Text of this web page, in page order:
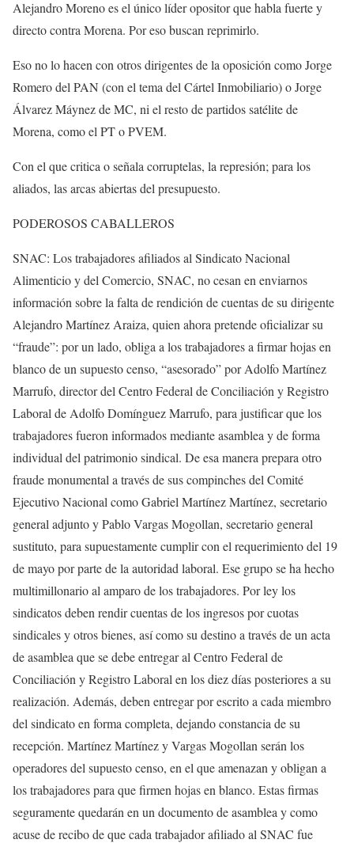
Alejandro Moreno es el único líder opositor que habla fuerte y
directo contra Morena. Por eso buscan reprimirlo.
Eso no lo hacen con otros dirigentes de la oposición como Jorge
Romero del PAN (con el tema del Cártel Inmobiliario) o Jorge
Álvarez Máynez de MC, ni el resto de partidos satélite de
Morena, como el PT o PVEM.
Con el que critica o señala corruptelas, la represión; para los
aliados, las arcas abiertas del presupuesto.
PODEROSOS CABALLEROS
SNAC: Los trabajadores afiliados al Sindicato Nacional
Alimenticio y del Comercio, SNAC, no cesan en enviarnos
información sobre la falta de rendición de cuentas de su dirigente
Alejandro Martínez Araiza, quien ahora pretende oficializar su
“fraude”: por un lado, obliga a los trabajadores a firmar hojas en
blanco de un supuesto censo, “asesorado” por Adolfo Martínez
Marrufo, director del Centro Federal de Conciliación y Registro
Laboral de Adolfo Domínguez Marrufo, para justificar que los
trabajadores fueron informados mediante asamblea y de forma
individual del patrimonio sindical. De esa manera prepara otro
fraude monumental a través de sus compinches del Comité
Ejecutivo Nacional como Gabriel Martínez Martínez, secretario
general adjunto y Pablo Vargas Mogollan, secretario general
sustituto, para supuestamente cumplir con el requerimiento del 19
de mayo por parte de la autoridad laboral. Ese grupo se ha hecho
multimillonario al amparo de los trabajadores. Por ley los
sindicatos deben rendir cuentas de los ingresos por cuotas
sindicales y otros bienes, así como su destino a través de un acta
de asamblea que se debe entregar al Centro Federal de
Conciliación y Registro Laboral en los diez días posteriores a su
realización. Además, deben entregar por escrito a cada miembro
del sindicato en forma completa, dejando constancia de su
recepción. Martínez Martínez y Vargas Mogollan serán los
operadores del supuesto censo, en el que amenazan y obligan a
los trabajadores para que firmen hojas en blanco. Estas firmas
seguramente quedarán en un documento de asamblea y como
acuse de recibo de que cada trabajador afiliado al SNAC fue